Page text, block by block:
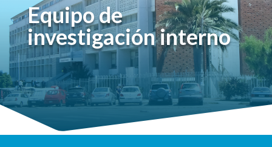
Equipo de
investigación interno